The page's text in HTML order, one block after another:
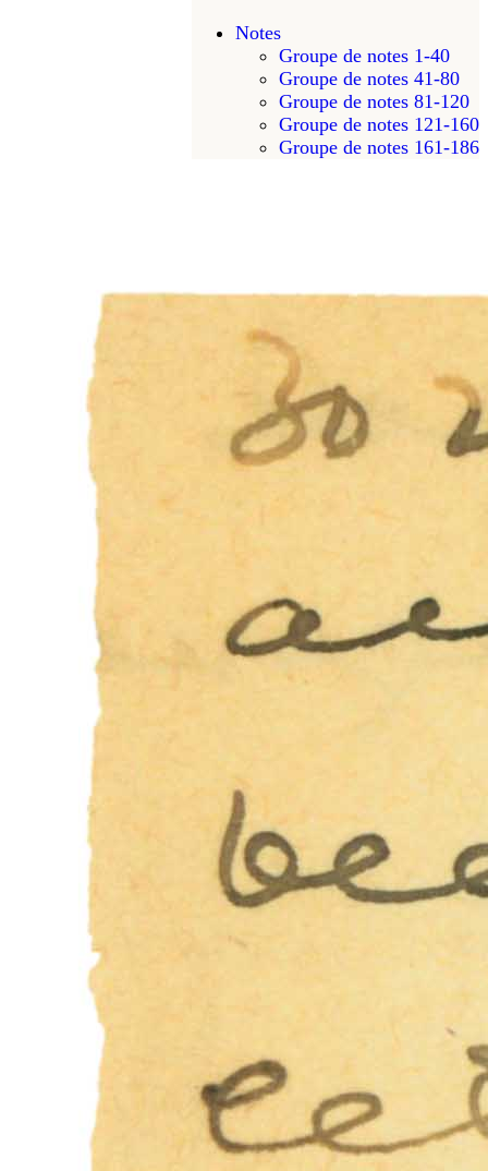
Notes
Groupe de notes 1-40
Groupe de notes 41-80
Groupe de notes 81-120
Groupe de notes 121-160
Groupe de notes 161-186